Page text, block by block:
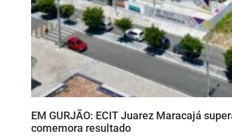
EM GURJÃO: ECIT Juarez Maracajá
comemora resultado